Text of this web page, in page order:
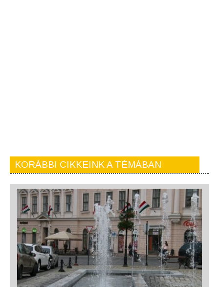
KORÁBBI CIKKEINK A TÉMÁBAN